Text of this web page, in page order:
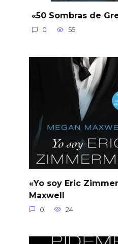
«50 Sombras de
0 55
«Yo soy Eric
Maxwell
0 24